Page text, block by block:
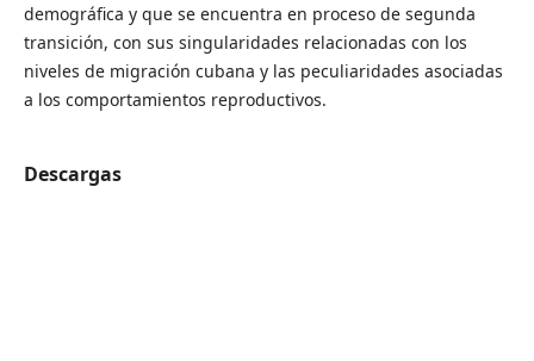
demográfica y que se encuentra en proceso de segunda
transición, con sus singularidades relacionadas con los
niveles de migración cubana y las peculiaridades asociadas
a los comportamientos reproductivos.
Descargas